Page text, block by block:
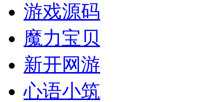
游戏源码
魔力宝贝
新开网游
心语小筑